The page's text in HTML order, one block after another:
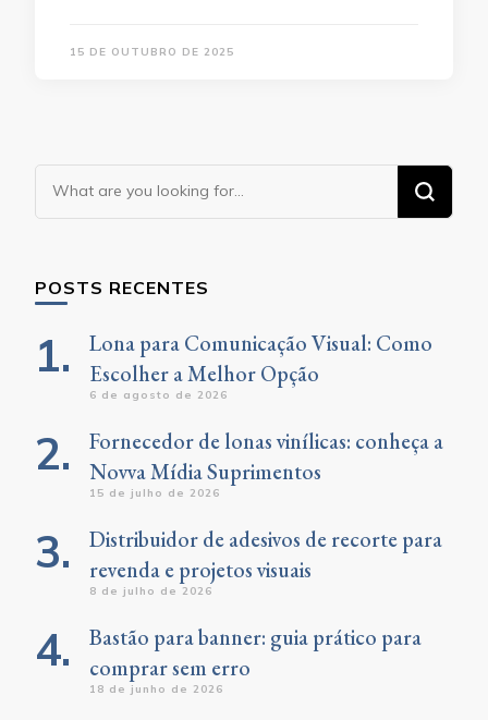
15 DE OUTUBRO DE 2025
Looking
for
POSTS RECENTES
Lona para Comunicação Visual: Como
Escolher a Melhor Opção
6 de agosto de 2026
Fornecedor de lonas vinílicas: conheça a
Novva Mídia Suprimentos
15 de julho de 2026
Distribuidor de adesivos de recorte para
revenda e projetos visuais
8 de julho de 2026
Bastão para banner: guia prático para
comprar sem erro
18 de junho de 2026